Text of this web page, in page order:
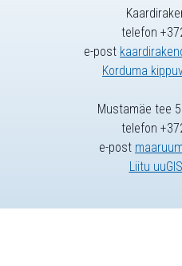
telefon
e-post
Korduma
Mustamäe tee
telefon
e-post
Liitu